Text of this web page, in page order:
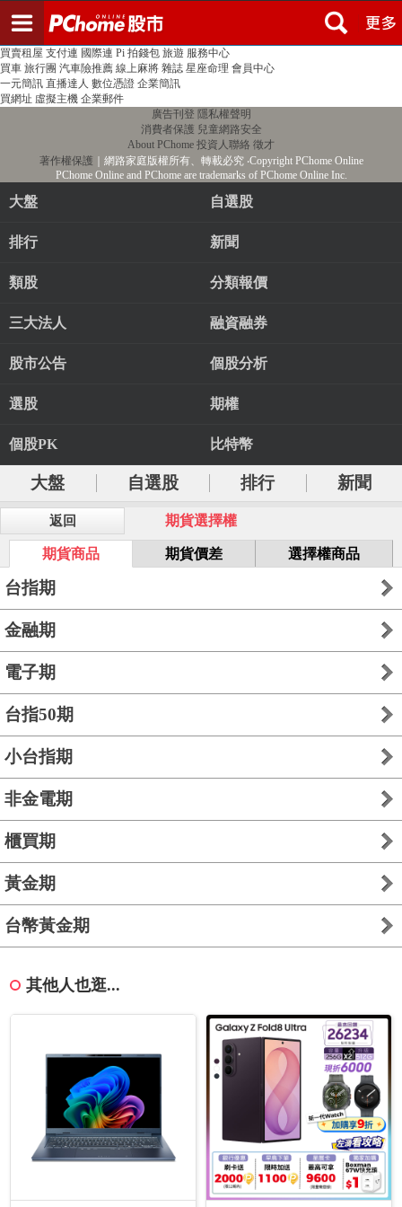
PChome首頁 線上購物 24h購物 書店
買賣租屋 支付連 國際連 Pi 拍錢包 旅遊 服務中心
買車 旅行團 汽車險推薦 線上麻將 雜誌 星座命理 會員中心
一元簡訊 直播達人 數位憑證 企業簡訊
買網址 虛擬主機 企業郵件
廣告刊登 隱私權聲明
消費者保護 兒童網路安全
About PChome 投資人聯絡 徵才
著作權保護 ｜網路家庭版權所有、轉載必究‧Copyright PChome Online
PChome Online and PChome are trademarks of PChome Online Inc.
大盤 自選股
排行 新聞
類股 分類報價
三大法人 融資融券
股市公告 個股分析
選股 期權
個股PK 比特幣
大盤 自選股 排行 新聞
返回 期貨選擇權
期貨商品 期貨價差 選擇權商品
台指期
金融期
電子期
台指50期
小台指期
非金電期
櫃買期
黃金期
台幣黃金期
其他人也逛...